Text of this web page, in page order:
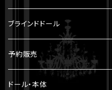
ブラインドドール
予約販売
5.6cm ～ 20cm
ドール・本体